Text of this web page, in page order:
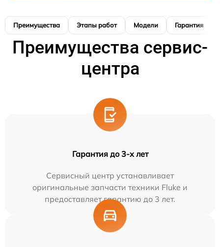
Преимущества Этапы работ Модели Гарантия
Преимущества сервис-
центра
Гарантия до 3-х лет
Сервисный центр устанавливает
оригинальные запчасти техники Fluke и
предоставляет гарантию до 3 лет.